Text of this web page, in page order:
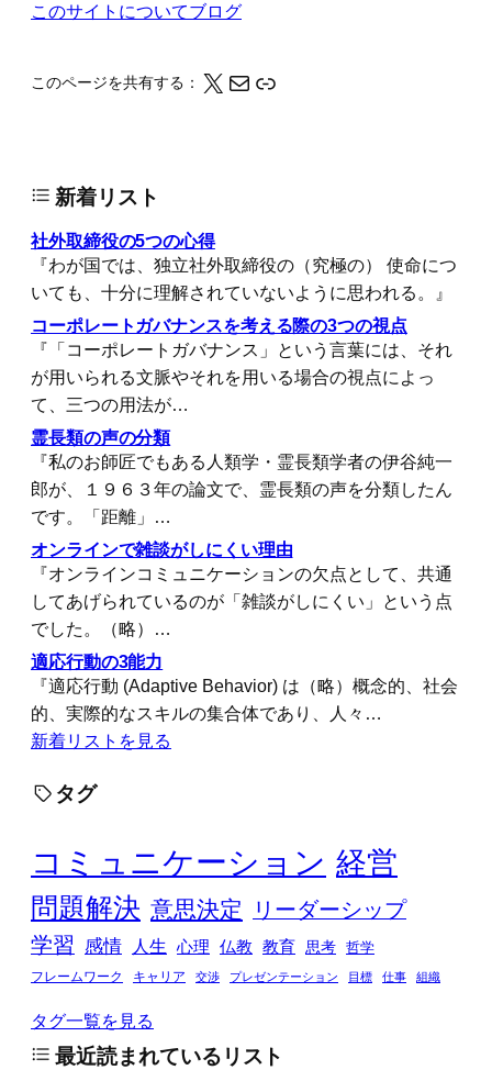
このサイトについてブログ
このページを共有する： X メール このページの情報をクリップボードにコピーする
新着リスト
社外取締役の5つの心得
『わが国では、独立社外取締役の（究極の） 使命につ
いても、十分に理解されていないように思われる。』
コーポレートガバナンスを考える際の3つの視点
『「コーポレートガバナンス」という言葉には、それ
が用いられる文脈やそれを用いる場合の視点によっ
て、三つの用法が…
霊長類の声の分類
『私のお師匠でもある人類学・霊長類学者の伊谷純一
郎が、１９６３年の論文で、霊長類の声を分類したん
です。「距離」…
オンラインで雑談がしにくい理由
『オンラインコミュニケーションの欠点として、共通
してあげられているのが「雑談がしにくい」という点
でした。（略）…
適応行動の3能力
『適応行動 (Adaptive Behavior) は（略）概念的、社会
的、実際的なスキルの集合体であり、人々…
新着リストを見る
タグ
コミュニケーション 経営
問題解決 意思決定
リーダーシップ
学習
感情 人生 心理 仏教 教育 思考
哲学
フレームワーク
キャリア 交渉 プレゼンテーション 目標 仕事 組織
タグ一覧を見る
最近読まれているリスト